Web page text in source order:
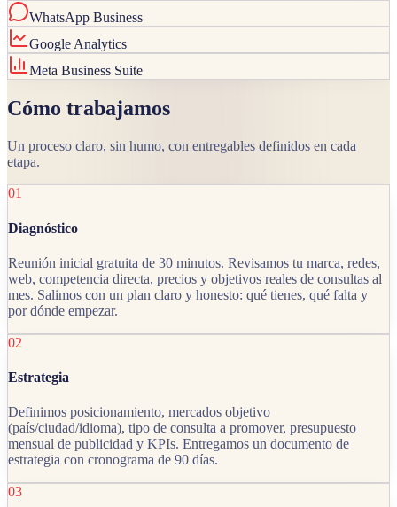
WhatsApp Business
Google Analytics
Meta Business Suite
Cómo trabajamos
Un proceso claro, sin humo, con entregables definidos en cada
etapa.
01
Diagnóstico
Reunión inicial gratuita de 30 minutos. Revisamos tu marca, redes,
web, competencia directa, precios y objetivos reales de consultas al
mes. Salimos con un plan claro y honesto: qué tienes, qué falta y
por dónde empezar.
02
Estrategia
Definimos posicionamiento, mercados objetivo
(país/ciudad/idioma), tipo de consulta a promover, presupuesto
mensual de publicidad y KPIs. Entregamos un documento de
estrategia con cronograma de 90 días.
03